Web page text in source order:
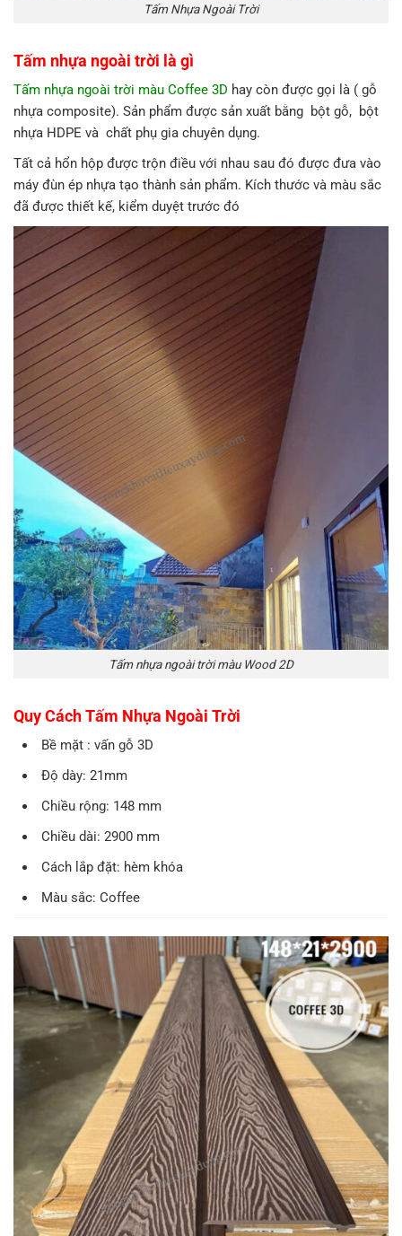
Tấm Nhựa Ngoài Trời
Tấm nhựa ngoài trời là gì
Tấm nhựa ngoài trời màu Coffee 3D hay còn được gọi là ( gỗ
nhựa composite). Sản phẩm được sản xuất bằng bột gỗ, bột
nhựa HDPE và chất phụ gia chuyên dụng.
Tất cả hổn hộp được trộn điều với nhau sau đó được đưa vào
máy đùn ép nhựa tạo thành sản phẩm. Kích thước và màu sắc
đã được thiết kế, kiểm duyệt trước đó
Tấm nhựa ngoài trời màu Wood 2D
Quy Cách Tấm Nhựa Ngoài Trời
Bề mặt : vấn gỗ 3D
Độ dày: 21mm
Chiều rộng: 148 mm
Chiều dài: 2900 mm
Cách lắp đặt: hèm khóa
Màu sắc: Coffee